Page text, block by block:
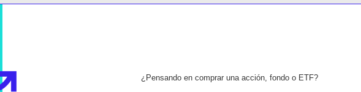
¿Pensando en comprar una acción, fondo o ETF?